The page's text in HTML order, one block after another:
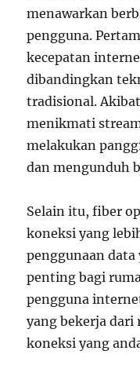
menawarkan
pengguna.
kecepatan
dibandingkan
tradisional.
menikmati
melakukan
dan mengunduh
Selain itu, fiber
koneksi yang
penggunaan
penting bagi
pengguna
yang bekerja
koneksi yang